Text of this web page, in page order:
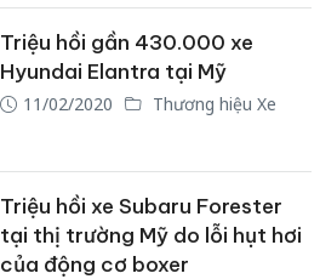
Triệu hồi gần 430.000 xe
Hyundai Elantra tại Mỹ
11/02/2020 Thương hiệu Xe
Triệu hồi xe Subaru Forester
tại thị trường Mỹ do lỗi hụt hơi
của động cơ boxer